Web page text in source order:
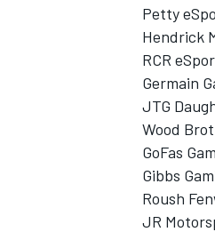
Petty
Hendrick
RCR
Germain
JTG
Wood
GoFas
Gibbs
Roush
JR